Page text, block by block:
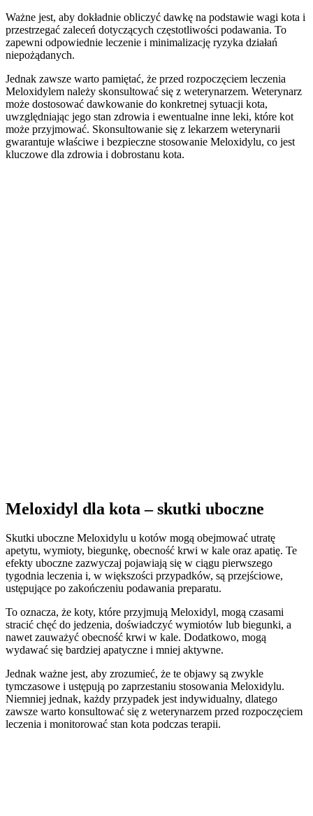
Ważne jest, aby dokładnie obliczyć dawkę na podstawie wagi kota i
przestrzegać zaleceń dotyczących częstotliwości podawania. To
zapewni odpowiednie leczenie i minimalizację ryzyka działań
niepożądanych.
Jednak zawsze warto pamiętać, że przed rozpoczęciem leczenia
Meloxidylem należy skonsultować się z weterynarzem. Weterynarz
może dostosować dawkowanie do konkretnej sytuacji kota,
uwzględniając jego stan zdrowia i ewentualne inne leki, które kot
może przyjmować. Skonsultowanie się z lekarzem weterynarii
gwarantuje właściwe i bezpieczne stosowanie Meloxidylu, co jest
kluczowe dla zdrowia i dobrostanu kota.
Meloxidyl dla kota – skutki uboczne
Skutki uboczne Meloxidylu u kotów mogą obejmować utratę
apetytu, wymioty, biegunkę, obecność krwi w kale oraz apatię. Te
efekty uboczne zazwyczaj pojawiają się w ciągu pierwszego
tygodnia leczenia i, w większości przypadków, są przejściowe,
ustępujące po zakończeniu podawania preparatu.
To oznacza, że koty, które przyjmują Meloxidyl, mogą czasami
stracić chęć do jedzenia, doświadczyć wymiotów lub biegunki, a
nawet zauważyć obecność krwi w kale. Dodatkowo, mogą
wydawać się bardziej apatyczne i mniej aktywne.
Jednak ważne jest, aby zrozumieć, że te objawy są zwykle
tymczasowe i ustępują po zaprzestaniu stosowania Meloxidylu.
Niemniej jednak, każdy przypadek jest indywidualny, dlatego
zawsze warto konsultować się z weterynarzem przed rozpoczęciem
leczenia i monitorować stan kota podczas terapii.